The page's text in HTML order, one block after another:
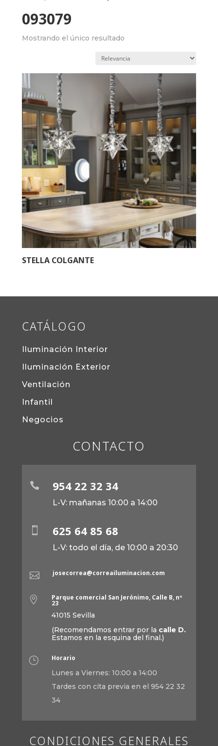
093079
Mostrando el único resultado
STELLA COLGANTE
CATÁLOGO
Iluminación Interior
Iluminación Exterior
Ventilación
Infantil
Negocios
CONTACTO
 954 22 32 34
L-V: mañanas 10:00 a 14:00
 625 64 85 68
L-V: todo el día, de 10:00 a 20:30
 josecorrea@correailuminacion.com
 Parque comercial San Jerónimo, Calle B, nº
23
41015 Sevilla
(Recomendamos entrar por la calle D.
Estamos en la esquina del final.)
} Horario
Lunes a Viernes: 10:00 a 14:00
Tardes con cita previa en el 954 22 32
34
CONDICIONES GENERALES